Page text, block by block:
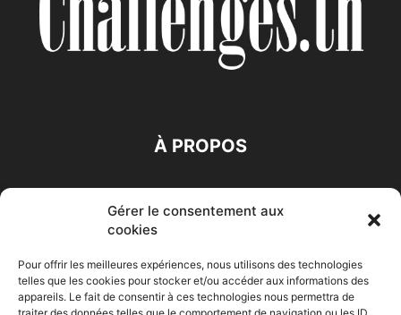
Gérer le consentement aux
cookies
Pour offrir les meilleures expériences, nous utilisons des technologies
telles que les cookies pour stocker et/ou accéder aux informations des
appareils. Le fait de consentir à ces technologies nous permettra de
À PROPOS